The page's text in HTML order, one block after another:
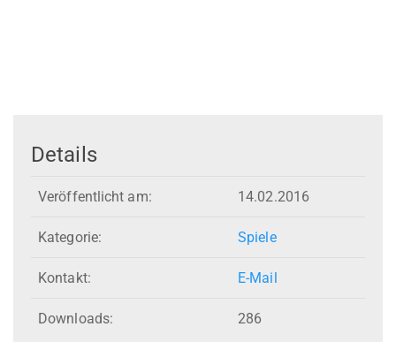
Details
Veröffentlicht am: 14.02.2016
Kategorie: Spiele
Kontakt: E-Mail
Downloads: 286